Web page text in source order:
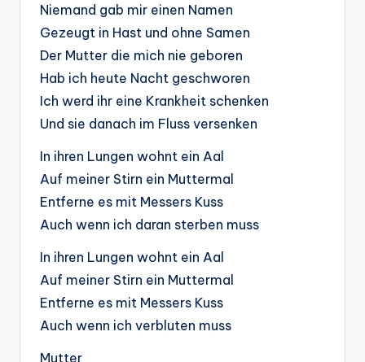
Niemand gab mir einen Namen
Gezeugt in Hast und ohne Samen
Der Mutter die mich nie geboren
Hab ich heute Nacht geschworen
Ich werd ihr eine Krankheit schenken
Und sie danach im Fluss versenken
In ihren Lungen wohnt ein Aal
Auf meiner Stirn ein Muttermal
Entferne es mit Messers Kuss
Auch wenn ich daran sterben muss
In ihren Lungen wohnt ein Aal
Auf meiner Stirn ein Muttermal
Entferne es mit Messers Kuss
Auch wenn ich verbluten muss
Mutter